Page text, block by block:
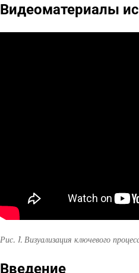
Видеоматериалы
Рис. 1. Визуализация ключевого
Введение